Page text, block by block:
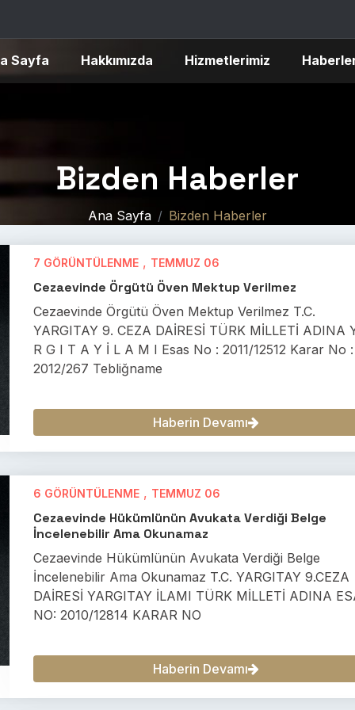
Sayfa Hakkımızda Hizmetlerimiz
Bizden Haberler
Ana Sayfa Bizden Haberler
7 GÖRÜNTÜLENME , TEMMUZ 06
Cezaevinde Örgütü Öven Mektup Verilmez
Cezaevinde Örgütü Öven Mektup Verilmez T.C.
YARGITAY 9. CEZA DAİRESİ TÜRK MİLLETİ ADINA
R G I T A Y İ L A M I Esas No : 2011/12512 Karar No :
2012/267 Tebliğname
Haberin Devamı
6 GÖRÜNTÜLENME , TEMMUZ 06
Cezaevinde Hükümlünün Avukata Verdiği Belge
İncelenebilir Ama Okunamaz
Cezaevinde Hükümlünün Avukata Verdiği Belge
İncelenebilir Ama Okunamaz T.C. YARGITAY 9.CEZA
DAİRESİ YARGITAY İLAMI TÜRK MİLLETİ ADINA
NO: 2010/12814 KARAR NO
Haberin Devamı